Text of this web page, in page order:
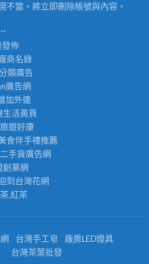
不當，將立即刪除帳號與內容。
佈
商名錄
分類廣告
廣告網
加外連
生活黃頁
遊好康
食伴手禮推薦
二手貨廣告網
創業網
到 台灣花網
,紅茶
台灣手工皂
廠房LED燈具
台灣茶葉批發